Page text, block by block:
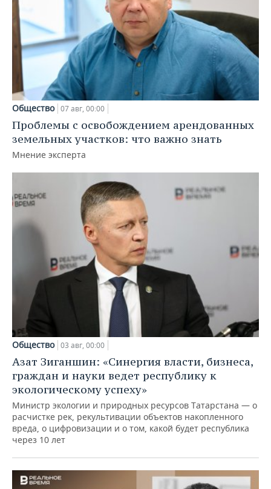
Общество 07 авг, 00:00
Проблемы с освобождением арендованных
земельных участков: что важно знать
Мнение эксперта
Общество 03 авг, 00:00
Азат Зиганшин: «Синергия власти, бизнеса,
граждан и науки ведет республику к
экологическому успеху»
Министр экологии и природных ресурсов Татарстана — о
расчистке рек, рекультивации объектов накопленного
вреда, о цифровизации и о том, какой будет республика
через 10 лет